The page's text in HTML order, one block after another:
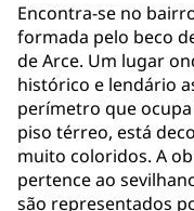
Encontra-se no
formada pelo beco
de Arce. Um lugar
histórico e lendário
perímetro que
piso térreo, está
muito coloridos. A
pertence ao
são representados